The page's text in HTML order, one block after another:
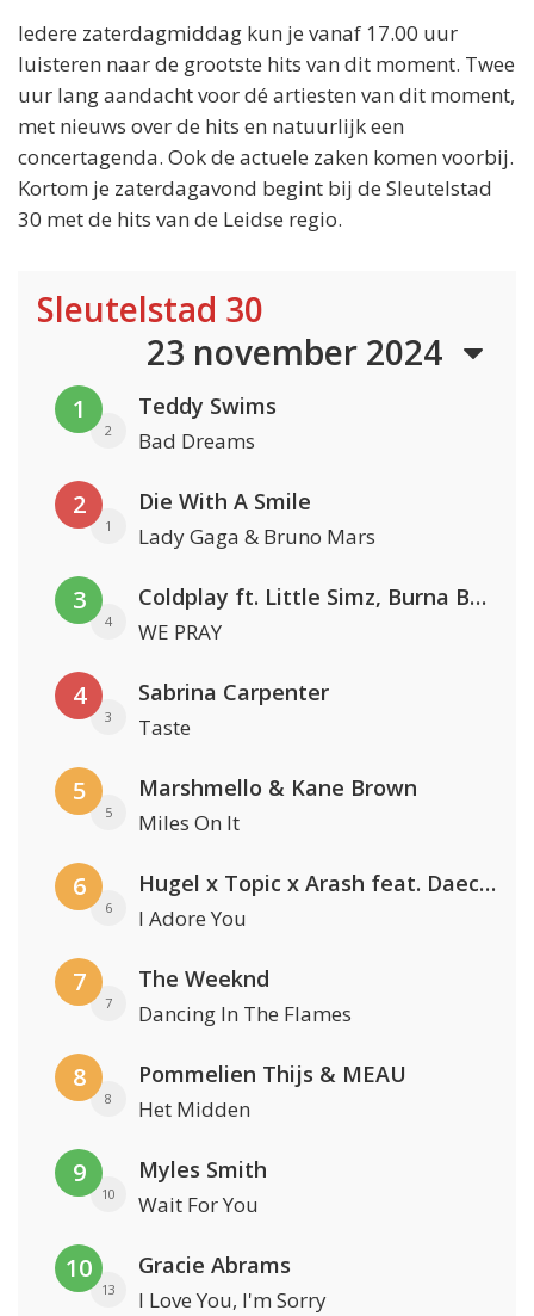
Iedere zaterdagmiddag kun je vanaf 17.00 uur
luisteren naar de grootste hits van dit moment. Twee
uur lang aandacht voor dé artiesten van dit moment,
met nieuws over de hits en natuurlijk een
concertagenda. Ook de actuele zaken komen voorbij.
Kortom je zaterdagavond begint bij de Sleutelstad
30 met de hits van de Leidse regio.
Sleutelstad 30
23 november 2024
1
2
Teddy Swims
Bad Dreams
2
1
Die With A Smile
Lady Gaga & Bruno Mars
3
4
Coldplay ft. Little Simz, Burna Boy, Elyanna & Tini
WE PRAY
4
3
Sabrina Carpenter
Taste
5
5
Marshmello & Kane Brown
Miles On It
6
6
Hugel x Topic x Arash feat. Daecolm
I Adore You
7
7
The Weeknd
Dancing In The Flames
8
8
Pommelien Thijs & MEAU
Het Midden
9
10
Myles Smith
Wait For You
10
13
Gracie Abrams
I Love You, I'm Sorry